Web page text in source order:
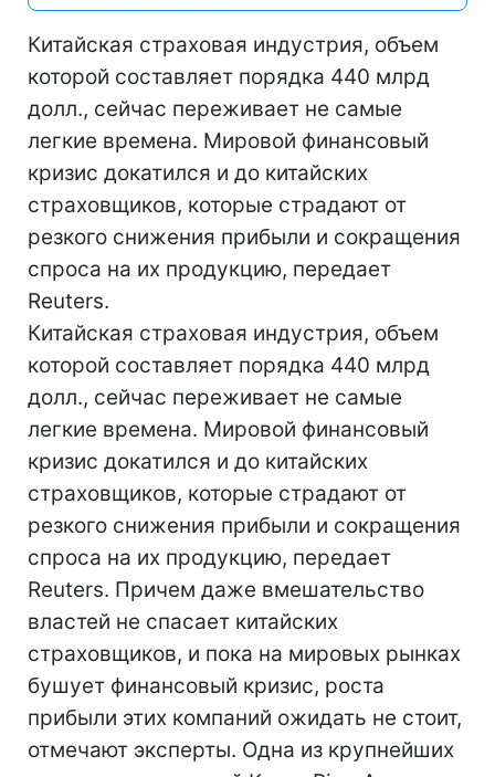
Китайская страховая индустрия, объем
которой составляет порядка 440 млрд
долл., сейчас переживает не самые
легкие времена. Мировой финансовый
кризис докатился и до китайских
страховщиков, которые страдают от
резкого снижения прибыли и сокращения
спроса на их продукцию, передает
Reuters.
Китайская страховая индустрия, объем
которой составляет порядка 440 млрд
долл., сейчас переживает не самые
легкие времена. Мировой финансовый
кризис докатился и до китайских
страховщиков, которые страдают от
резкого снижения прибыли и сокращения
спроса на их продукцию, передает
Reuters. Причем даже вмешательство
властей не спасает китайских
страховщиков, и пока на мировых рынках
бушует финансовый кризис, роста
прибыли этих компаний ожидать не стоит,
отмечают эксперты. Одна из крупнейших